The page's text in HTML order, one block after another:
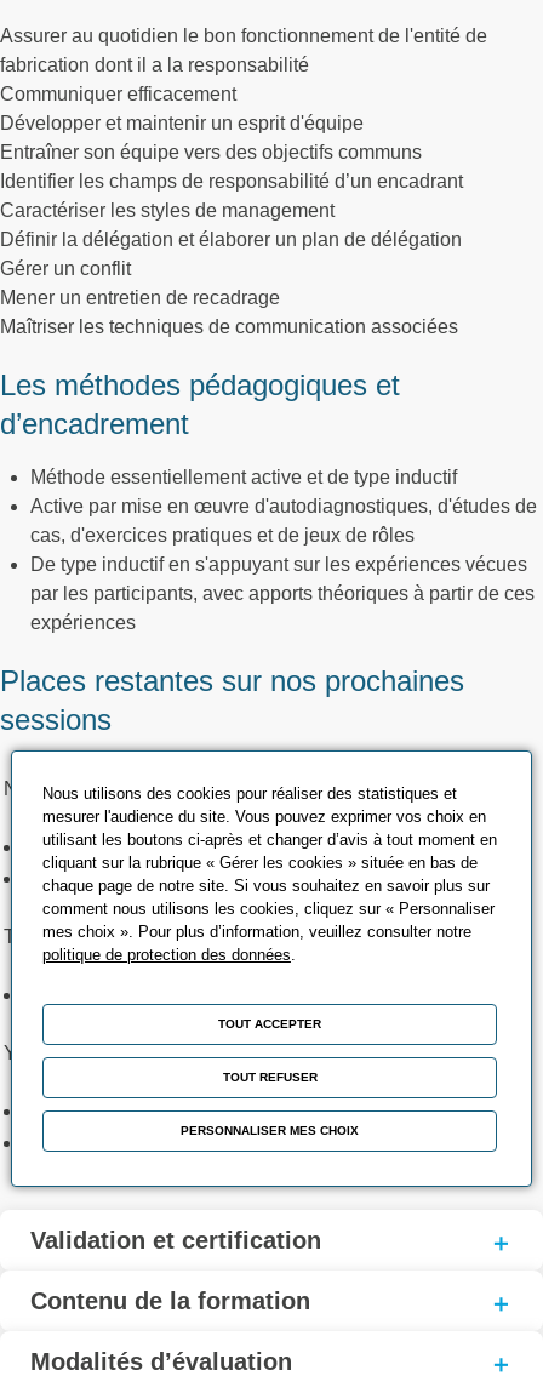
Assurer au quotidien le bon fonctionnement de l'entité de
fabrication dont il a la responsabilité
Communiquer efficacement
Développer et maintenir un esprit d'équipe
Entraîner son équipe vers des objectifs communs
Identifier les champs de responsabilité d’un encadrant
Caractériser les styles de management
Définir la délégation et élaborer un plan de délégation
Gérer un conflit
Mener un entretien de recadrage
Maîtriser les techniques de communication associées
Les méthodes pédagogiques et
d’encadrement
Méthode essentiellement active et de type inductif
Active par mise en œuvre d'autodiagnostiques, d'études de
cas, d'exercices pratiques et de jeux de rôles
De type inductif en s'appuyant sur les expériences vécues
par les participants, avec apports théoriques à partir de ces
expériences
Places restantes sur nos prochaines
sessions
Nancy-Maxéville
Du 17 au 18/11/2026 :
100
Du 17/11 au 01/12/2026
12
Thaon-les-Vosges
Yutz
Du 07 au 08/10/2026 :
12
Du 07 au 27/10/2026
:
Validation et certification
Contenu de la formation
Modalités d’évaluation
Nous utilisons des cookies pour réaliser des statistiques et
mesurer l'audience du site. Vous pouvez exprimer vos choix en
utilisant les boutons ci-après et changer d’avis à tout moment en
cliquant sur la rubrique « Gérer les cookies » située en bas de
chaque page de notre site. Si vous souhaitez en savoir plus sur
comment nous utilisons les cookies, cliquez sur « Personnaliser
mes choix ». Pour plus d’information, veuillez consulter notre
politique de protection des données
TOUT ACCEPTER
TOUT REFUSER
PERSONNALISER MES CHOIX